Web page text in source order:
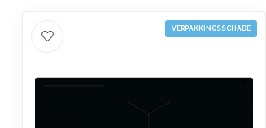
VERPAKKINGSSCHADE